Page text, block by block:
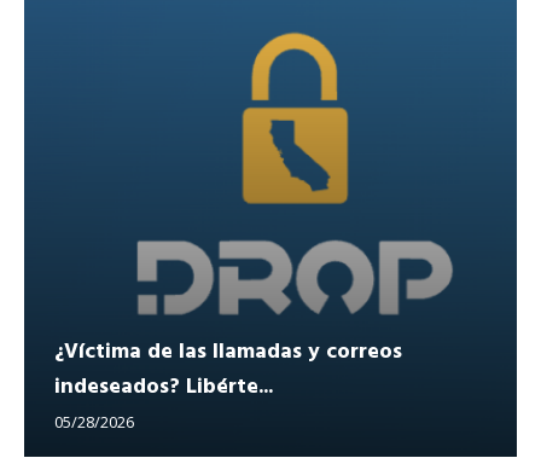
¿Víctima de las llamadas y correos
indeseados? Libérte...
05/28/2026